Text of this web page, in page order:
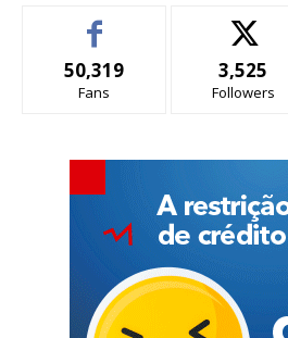
50,319
Fans
3,525
Followers